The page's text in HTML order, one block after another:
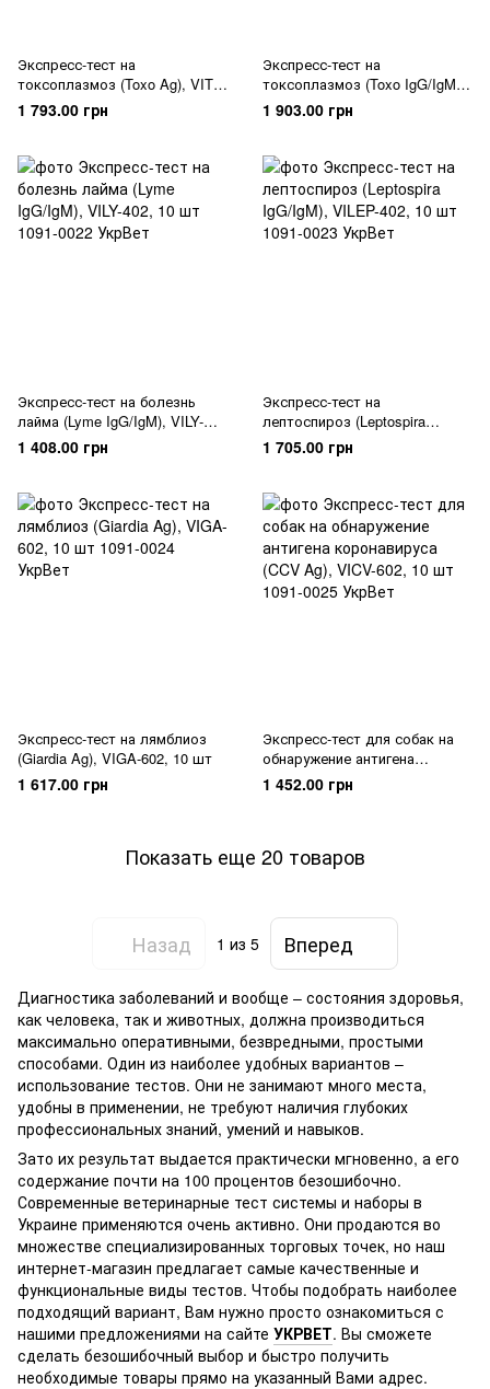
Экспресс-тест на
токсоплазмоз (Toxo Ag), VITO-
602, 10 шт
1 793.00 грн
Экспресс-тест на
токсоплазмоз (Toxo IgG/IgM),
VITGM-402, 10 шт
1 903.00 грн
Экспресс-тест на болезнь
лайма (Lyme IgG/IgM), VILY-
402, 10 шт
1 408.00 грн
Экспресс-тест на
лептоспироз (Leptospira
IgG/IgM), VILEP-402, 10 шт
1 705.00 грн
Экспресс-тест на лямблиоз
(Giardia Ag), VIGA-602, 10 шт
1 617.00 грн
Экспресс-тест для собак на
обнаружение антигена
коронавируса (CCV Ag), VICV-
602, 10 шт
1 452.00 грн
Показать еще 20 товаров
Назад 1 из 5 Вперед
Диагностика заболеваний и вообще – состояния здоровья,
как человека, так и животных, должна производиться
максимально оперативными, безвредными, простыми
способами. Один из наиболее удобных вариантов –
использование тестов. Они не занимают много места,
удобны в применении, не требуют наличия глубоких
профессиональных знаний, умений и навыков.
Зато их результат выдается практически мгновенно, а его
содержание почти на 100 процентов безошибочно.
Современные ветеринарные тест системы и наборы в
Украине применяются очень активно. Они продаются во
множестве специализированных торговых точек, но наш
интернет-магазин предлагает самые качественные и
функциональные виды тестов. Чтобы подобрать наиболее
подходящий вариант, Вам нужно просто ознакомиться с
нашими предложениями на сайте УКРВЕТ. Вы сможете
сделать безошибочный выбор и быстро получить
необходимые товары прямо на указанный Вами адрес.